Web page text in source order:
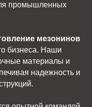
промышленных
мезонинов
бизнеса. Наши
материалы и
надежность и